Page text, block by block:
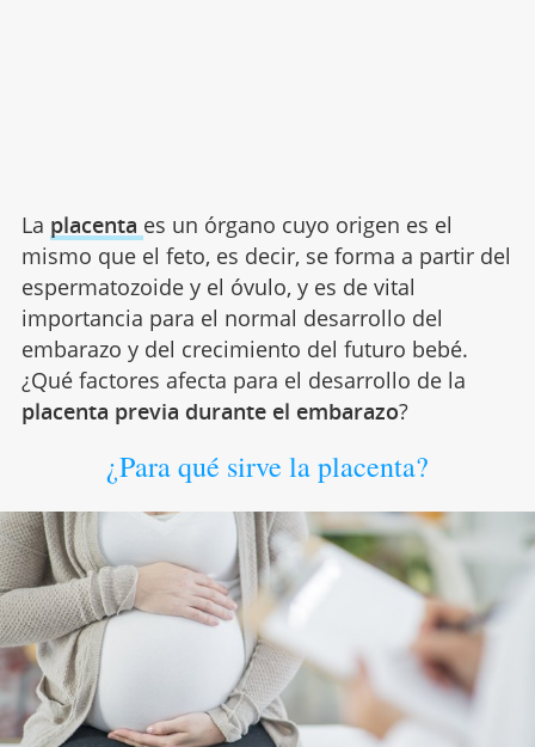
La placenta es un órgano cuyo origen es el
mismo que el feto, es decir, se forma a partir del
espermatozoide y el óvulo, y es de vital
importancia para el normal desarrollo del
embarazo y del crecimiento del futuro bebé.
¿Qué factores afecta para el desarrollo de la
placenta previa durante el embarazo?
¿Para qué sirve la placenta?